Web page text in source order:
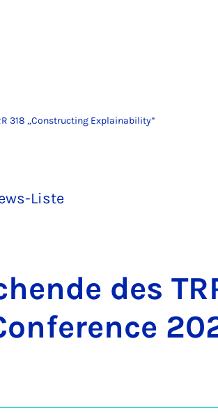
318 „Constructing Explainability”
Liste
des